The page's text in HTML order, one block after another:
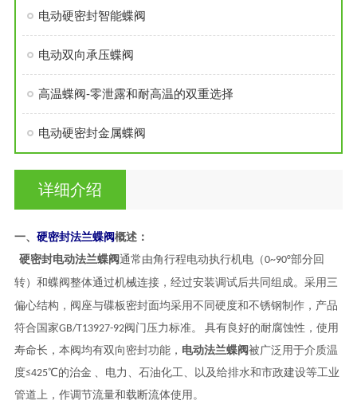
电动硬密封智能蝶阀
电动双向承压蝶阀
高温蝶阀-零泄露和耐高温的双重选择
电动硬密封金属蝶阀
详细介绍
一、 硬密封法兰蝶阀概述：
硬密封电动法兰蝶阀通常由角行程电动执行机电（0~90°部分回
转）和蝶阀整体通过机械连接，经过安装调试后共同组成。 采用三
偏心结构，阀座与碟板密封面均采用不同硬度和不锈钢制作， 产品
符合国家GB/T13927-92阀门压力标准。 具有良好的耐腐蚀性，使用
寿命长，本阀均有双向密封功能， 电动法兰蝶阀被广泛用于介质温
度≤425℃的治金 、电力、石油化工、以及给排水和市政建设等工业
管道上，作调节流量和载断流体使用。